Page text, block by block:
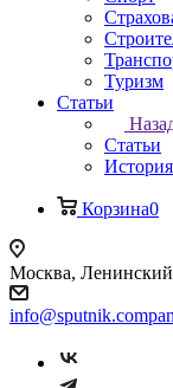
Туризм
Статьи
Статьи
Корзина0
Москва,